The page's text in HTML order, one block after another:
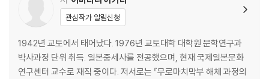
관심작가 알림신청
1942년 교토에서 태어났다. 1976년 교토대학 대학원 문학연구과
박사과정 단위 취득. 일본중세사를 전공했으며, 현재 국제일본문화
연구센터 교수로 재직 중이다. 저서로는 『무로마치막부 해체 과정의